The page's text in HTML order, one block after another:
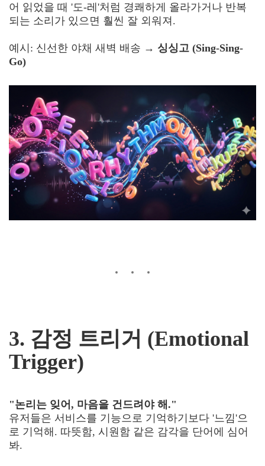
어 읽었을 때 '도-레'처럼 경쾌하게 올라가거나 반복
되는 소리가 있으면 훨씬 잘 외워져.
예시: 신선한 야채 새벽 배송 → 싱싱고 (Sing-Sing-
Go)
3. 감정 트리거 (Emotional
Trigger)
"논리는 잊어, 마음을 건드려야 해."
유저들은 서비스를 기능으로 기억하기보다 '느낌'으
로 기억해. 따뜻함, 시원함 같은 감각을 단어에 심어
봐.